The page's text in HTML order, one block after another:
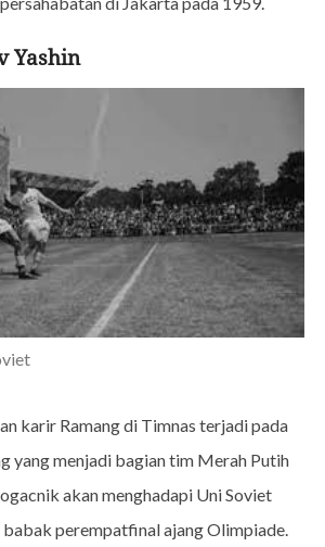
Yashin
karir Ramang di Timnas terjadi pada
yang menjadi bagian tim Merah Putih
akan menghadapi Uni Soviet
babak perempatfinal ajang Olimpiade.